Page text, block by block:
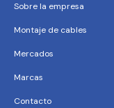
Sobre la empresa
Montaje de cables
Mercados
Marcas
Contacto